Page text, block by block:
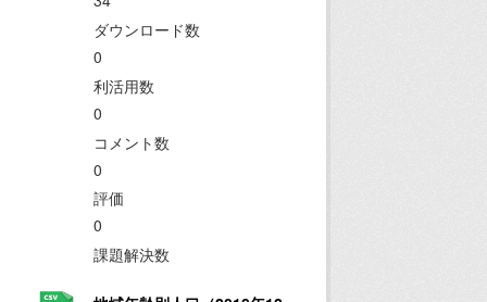
ダウンロード数
0
利活用数
0
コメント数
0
評価
0
課題解決数